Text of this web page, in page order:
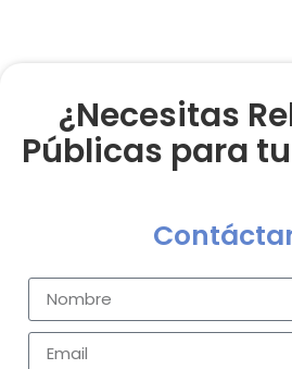
¿Necesitas
Públicas para